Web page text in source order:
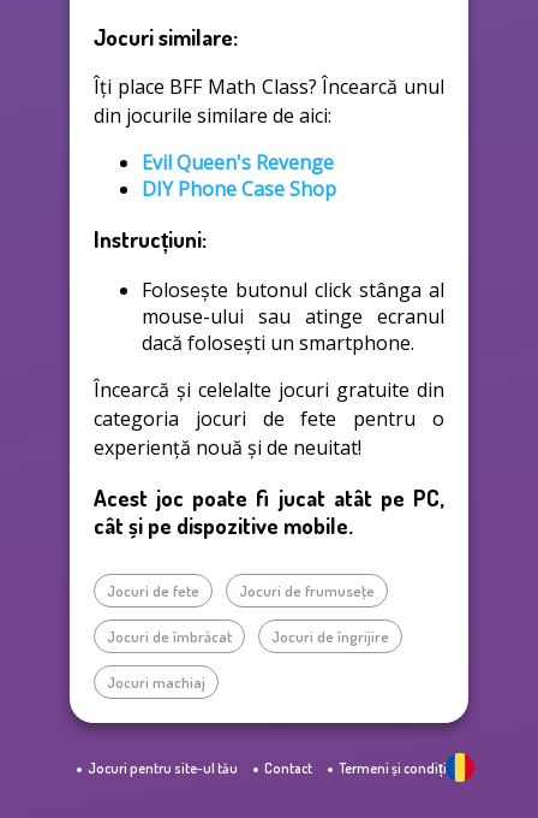
Jocuri similare:
Îți place BFF Math Class? Încearcă unul
din jocurile similare de aici:
Evil Queen's Revenge
DIY Phone Case Shop
Instrucțiuni:
Folosește butonul click stânga al
mouse-ului sau atinge ecranul
dacă folosești un smartphone.
Încearcă și celelalte jocuri gratuite din
categoria jocuri de fete pentru o
experiență nouă și de neuitat!
Acest joc poate fi jucat atât pe PC,
cât și pe dispozitive mobile.
Jocuri de fete Jocuri de frumuseţe
Jocuri de îmbrăcat Jocuri de îngrijire
Jocuri machiaj
Jocuri pentru site-ul tău Contact Termeni și condiții